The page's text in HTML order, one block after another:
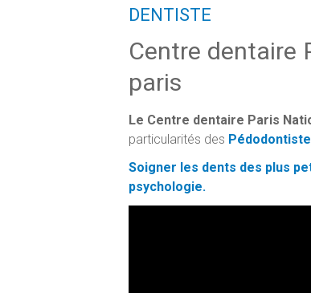
DENTISTE
Centre dentaire
paris
Le Centre dentaire Paris
particularités des
Soigner les dents des plus
psychologie.